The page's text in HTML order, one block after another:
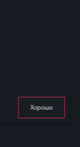
Хорошо